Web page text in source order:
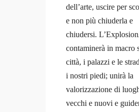
dell’arte, uscire per
e non più chiuderla e
chiudersi.
contaminerà in macro
città, i palazzi e le
i nostri piedi; unirà la
valorizzazione di
vecchi e nuovi e